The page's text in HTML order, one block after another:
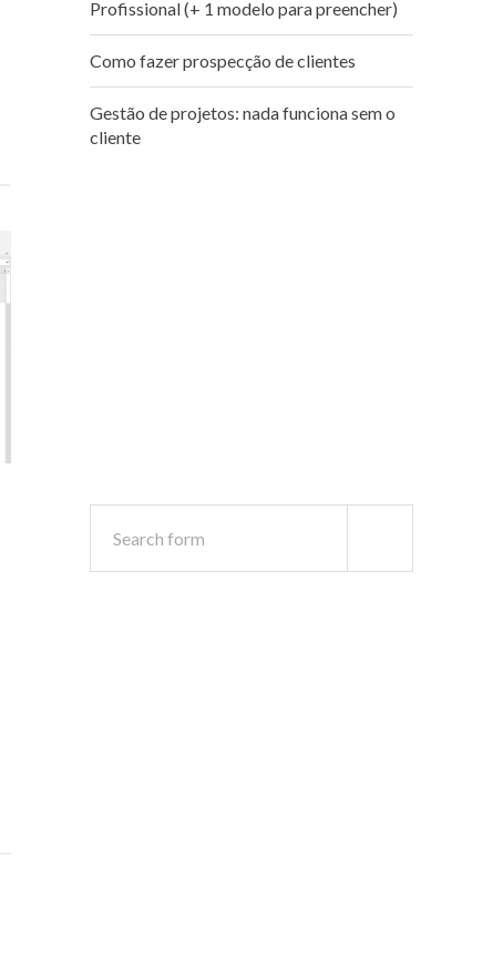
Profissional (+ 1 modelo para preencher)
Como fazer prospecção de clientes
Gestão de projetos: nada funciona sem o
cliente